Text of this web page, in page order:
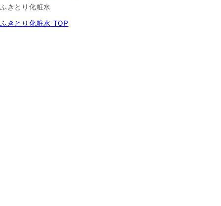
ふきとり化粧水
ふきとり化粧水 TOP